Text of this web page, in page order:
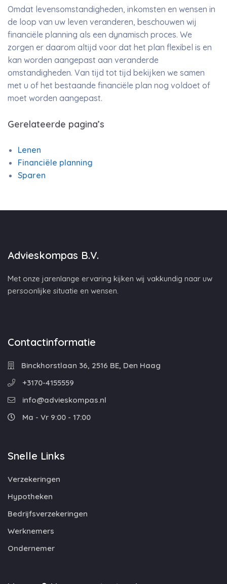
Omdat levensomstandigheden, inkomsten en wensen in
de loop van uw leven veranderen, beschouwen wij
financiële planning als een dynamisch proces. We
zorgen er daarom altijd voor dat het plan flexibel is en
kan worden aangepast aan veranderde
omstandigheden. Van tijd tot tijd bekijken we samen
met u of het bestaande financiële plan nog voldoet of
moet worden aangepast.
Gerelateerde pagina’s
Lenen
Financiële planning
Sparen
Advieskompas B.V.
Met onze jarenlange ervaring kijken wij vakkundig naar uw
persoonlijke situatie en wensen.
Contactinformatie
Binckhorstlaan 36, 2516 BE, Den Haag
+3170-4155559
info@advieskompas.nl
Ma - Vr 9:00 - 17:00
Snelle Links
Verzekeringen
Hypotheken
Bedrijfsverzekeringen
Werknemers
Ondernemer